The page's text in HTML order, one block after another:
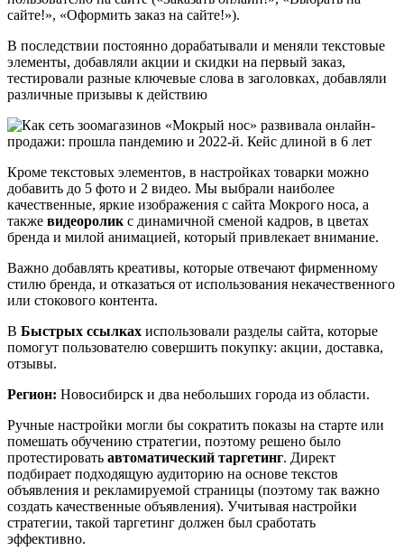
сайте!», «Оформить заказ на сайте!»).
В последствии постоянно дорабатывали и меняли текстовые
элементы, добавляли акции и скидки на первый заказ,
тестировали разные ключевые слова в заголовках, добавляли
различные призывы к действию
Кроме текстовых элементов, в настройках товарки можно
добавить до 5 фото и 2 видео. Мы выбрали наиболее
качественные, яркие изображения с сайта Мокрого носа, а
также видеоролик с динамичной сменой кадров, в цветах
бренда и милой анимацией, который привлекает внимание.
Важно добавлять креативы, которые отвечают фирменному
стилю бренда, и отказаться от использования некачественного
или стокового контента.
В Быстрых ссылках использовали разделы сайта, которые
помогут пользователю совершить покупку: акции, доставка,
отзывы.
Регион: Новосибирск и два небольших города из области.
Ручные настройки могли бы сократить показы на старте или
помешать обучению стратегии, поэтому решено было
протестировать автоматический таргетинг. Директ
подбирает подходящую аудиторию на основе текстов
объявления и рекламируемой страницы (поэтому так важно
создать качественные объявления). Учитывая настройки
стратегии, такой таргетинг должен был сработать
эффективно.